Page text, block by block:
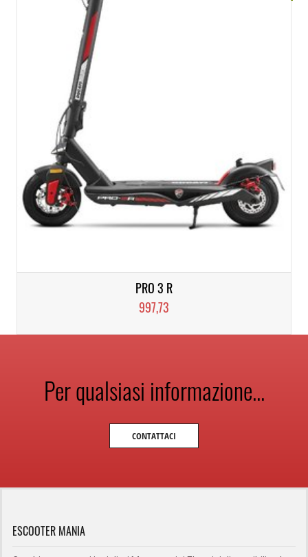
PRO 3 R
997,73
Per qualsiasi informazione...
CONTATTACI
ESCOOTER MANIA